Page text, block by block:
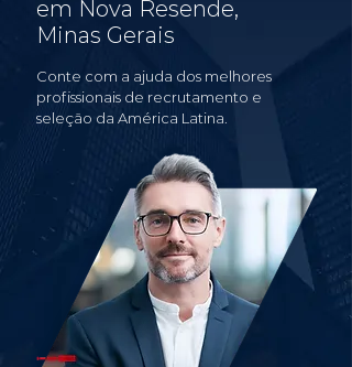
em Nova Resende,
Minas Gerais
Conte com a ajuda dos melhores
profissionais de recrutamento e
seleção da América Latina.